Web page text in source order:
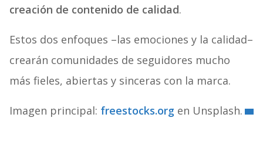
creación de contenido de calidad.
Estos dos enfoques –las emociones y la calidad–
crearán comunidades de seguidores mucho
más fieles, abiertas y sinceras con la marca.
Imagen principal: freestocks.orgen Unsplash.